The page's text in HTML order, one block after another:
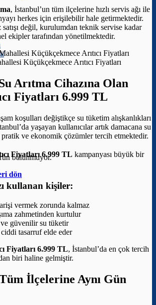
bulunmuyor.
dön
, İstanbul’un tüm ilçelerine hızlı servis ağı ile
herkes için erişilebilir hale getirmektedir.
değil, kurulumdan teknik servise kadar
ekipler tarafından yönetilmektedir.
Küçükçekmece Arıtıcı Fiyatları
Arıtma Cihazına Olan
Fiyatları 6.999 TL
koşulları değiştikçe su tüketim alışkanlıkları
yaşayan kullanıcılar artık damacana su
pratik ve ekonomik çözümler tercih etmektedir.
Fiyatları 6.999 TL kampanyası büyük bir
kullanan kişiler:
vermek zorunda kalmaz
zahmetinden kurtulur
ve güvenilir su tüketir
tasarruf elde eder
Fiyatları 6.999 TL, İstanbul’da en çok tercih
biri haline gelmiştir.
İlçelerine Aynı Gün